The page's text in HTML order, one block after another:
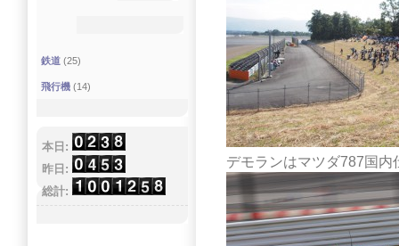
デモランはマツダ787国
鉄道 (25)
飛行機 (14)
本日:
昨日:
総計: